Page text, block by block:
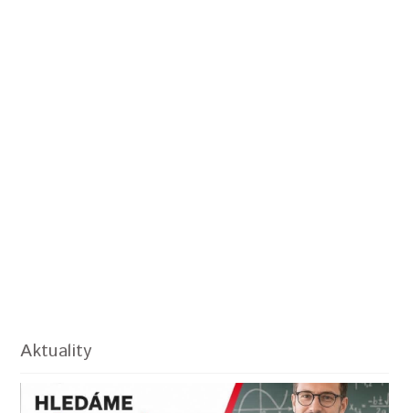
Aktuality